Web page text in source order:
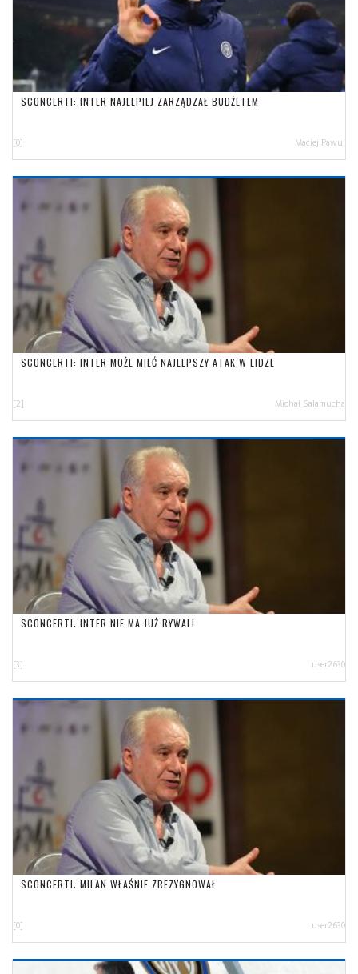
SCONCERTI: INTER NAJLEPIEJ ZARZĄDZAŁ BUDŻETEM
[0] Maciej Pawul
SCONCERTI: INTER MOŻE MIEĆ NAJLEPSZY ATAK W LIDZE
[2] Michał Salamucha
SCONCERTI: INTER NIE MA JUŻ RYWALI
[3] user2630
SCONCERTI: MILAN WŁAŚNIE ZREZYGNOWAŁ
[0] user2630